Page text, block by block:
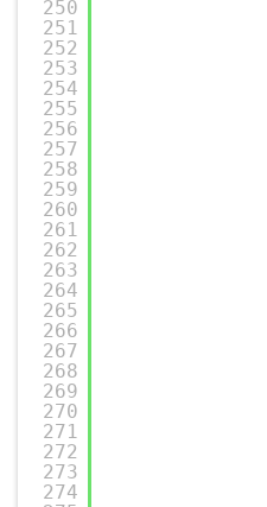
250
251
252
253
254
255
256
257
258
259
260
261
262
263
264
265
266
267
268
269
270
271
272
273
274